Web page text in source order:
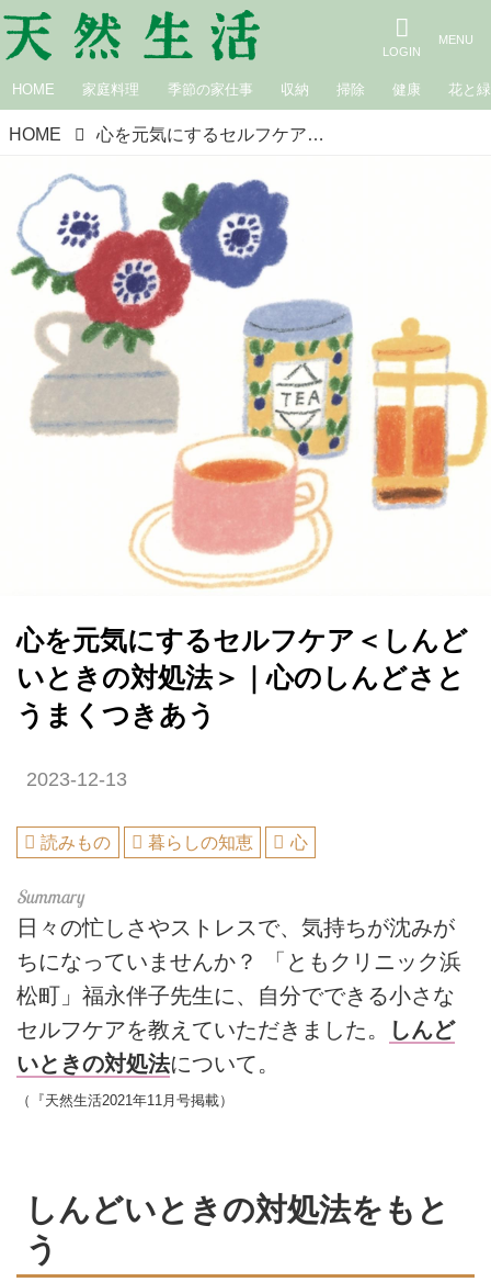
HOME 家庭料理 季節の家仕事 収納 掃除 健康 花と緑
HOME 心を元気にするセルフケア＜しんどいときの対処法＞｜心のしんどさとうまくつきあう
心を元気にするセルフケア＜しんど
いときの対処法＞｜心のしんどさと
うまくつきあう
2023-12-13
読みもの 暮らしの知恵 心
日々の忙しさやストレスで、気持ちが沈みが
ちになっていませんか？ 「ともクリニック浜
松町」福永伴子先生に、自分でできる小さな
セルフケアを教えていただきました。
しんど
いときの対処法について。
（『天然生活2021年11月号掲載）
しんどいときの対処法をもと
う